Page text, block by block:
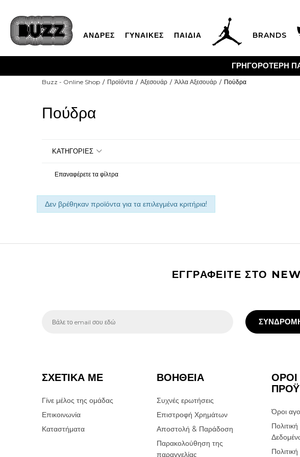
ΑΝΔΡΕΣ ΓΥΝΑΙΚΕΣ ΠΑΙΔΙΑ BRANDS
ΓΡΗΓΟΡΟΤΕΡΗ
Buzz - Online Shop Προϊόντα Αξεσουάρ Άλλα Αξεσουάρ Πούδρα
Πούδρα
ΚΑΤΗΓΟΡΙΕΣ
Επαναφέρετε τα φίλτρα
Δεν βρέθηκαν προϊόντα για τα επιλεγμένα κριτήρια!
ΕΓΓΡΑΦΕΙΤΕ ΣΤΟ
ΣΧΕΤΙΚΑ ΜΕ
Γίνε μέλος της ομάδας
Επικοινωνία
Καταστήματα
ΒΟΗΘΕΙΑ
Συχνές ερωτήσεις
Επιστροφή Χρημάτων
Αποστολή & Παράδοση
Παρακολούθηση της
παραγγελίας
ΟΡΟΙ
Όροι